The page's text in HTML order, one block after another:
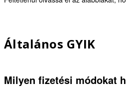
Általános GYIK
Milyen fizetési módokat